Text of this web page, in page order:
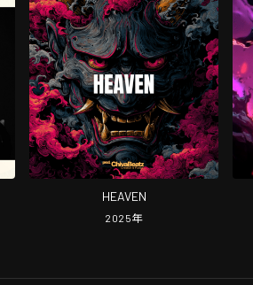
HEAVEN
2025年